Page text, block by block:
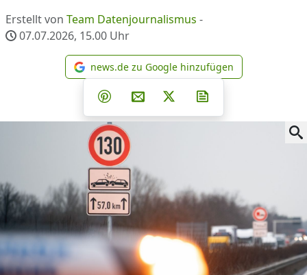
Erstellt von Team Datenjournalismus -
07.07.2026, 15.00 Uhr
news.de zu Google
news.de zu Google hinzufügen
Teilen auf Facebook
Teilen auf Whatsapp
Teilen auf Telegram
Teilen auf Pinterest
Per E-Mail teilen
Post auf X